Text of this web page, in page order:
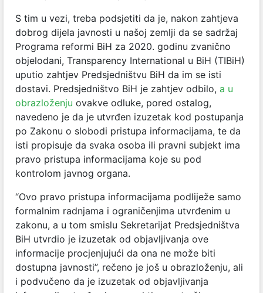
S tim u vezi, treba podsjetiti da je, nakon zahtjeva
dobrog dijela javnosti u našoj zemlji da se sadržaj
Programa reformi BiH za 2020. godinu zvanično
objelodani, Transparency International u BiH (TIBiH)
uputio zahtjev Predsjedništvu BiH da im se isti
dostavi. Predsjedništvo BiH je zahtjev odbilo, a u
obrazloženju ovakve odluke, pored ostalog,
navedeno je da je utvrđen izuzetak kod postupanja
po Zakonu o slobodi pristupa informacijama, te da
isti propisuje da svaka osoba ili pravni subjekt ima
pravo pristupa informacijama koje su pod
kontrolom javnog organa.
“Ovo pravo pristupa informacijama podliježe samo
formalnim radnjama i ograničenjima utvrđenim u
zakonu, a u tom smislu Sekretarijat Predsjedništva
BiH utvrdio je izuzetak od objavljivanja ove
informacije procjenjujući da ona ne može biti
dostupna javnosti”, rečeno je još u obrazloženju, ali
i podvučeno da je izuzetak od objavljivanja